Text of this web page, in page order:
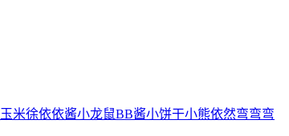
玉米徐依依酱小龙鼠BB酱小饼干小熊依然弯弯弯